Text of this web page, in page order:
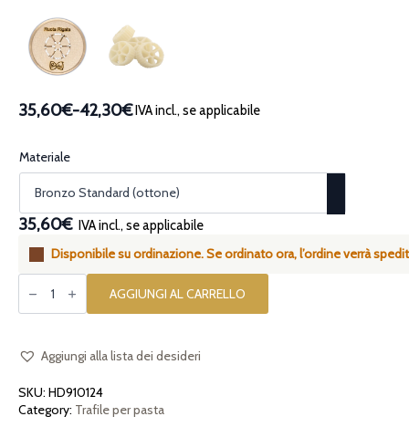
35,60€-42,30€
Fascia
prezzo:
da
35,60€
a
IVA incl., se applicabile
Materiale
35,60€ IVA incl., se applicabile
Disponibile su ordinazione. Se ordinato ora, l’ordine verrà
Trafila
per
in
Gigante
AGGIUNGI AL CARRELLO
Aggiungi alla lista dei desideri
SKU: HD910124
Category: Trafile per pasta